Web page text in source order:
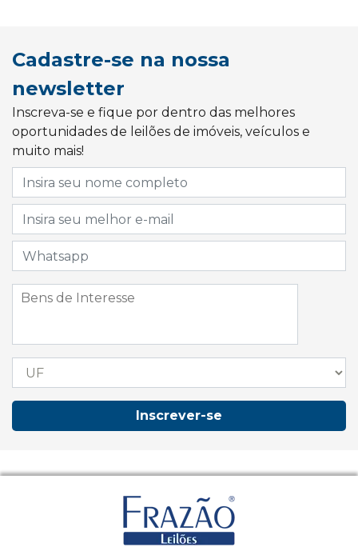
Cadastre-se na nossa
newsletter
Inscreva-se e fique por dentro das melhores
oportunidades de leilões de imóveis, veículos e
muito mais!
Inscrever-se